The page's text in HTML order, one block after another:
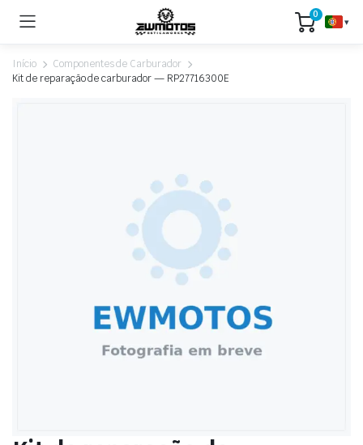
0
▾
Início
Componentes de Carburador
Kit de reparação de carburador — RP27716300E